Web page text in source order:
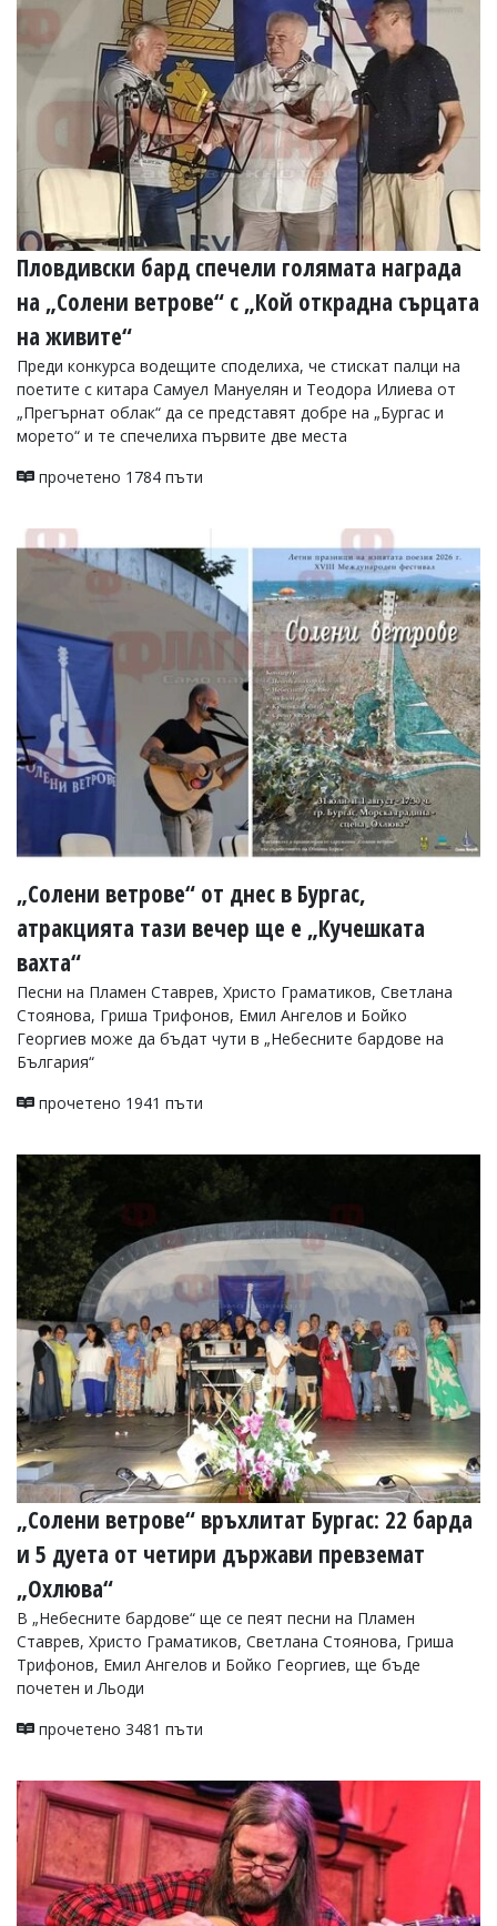
УКРАЙНА
СПОРТ
РАЗСЛЕДВАНЕ
БИЗНЕС
ЮГ
Управители:
Веселин
Василев,
email:
v.vasilev@flagman.bg
Катя
еmail:k.kassabova@flagman.bg
Главен
редактор:
Иван
Колев,
office@flagman.bg
статиите
от
читателите
редакцията
носи
отговорност
за
тях!
обиден
за
коментар,
моля
сигнализирайте
ни!
Пловдивски бард спечели голямата награда
на „Солени ветрове“ с „Кой открадна сърцата
на живите“
Преди конкурса водещите споделиха, че стискат палци на
поетите с китара Самуел Мануелян и Теодора Илиева от
„Прегърнат облак“ да се представят добре на „Бургас и
морето“ и те спечелиха първите две места
прочетено 1784 пъти
„Солени ветрове“ от днес в Бургас,
атракцията тази вечер ще е „Кучешката
вахта“
Песни на Пламен Ставрев, Христо Граматиков, Светлана
Стоянова, Гриша Трифонов, Емил Ангелов и Бойко
Георгиев може да бъдат чути в „Небесните бардове на
България“
прочетено 1941 пъти
„Солени ветрове“ връхлитат Бургас: 22 барда
и 5 дуета от четири държави превземат
„Охлюва“
В „Небесните бардове“ ще се пеят песни на Пламен
Ставрев, Христо Граматиков, Светлана Стоянова, Гриша
Трифонов, Емил Ангелов и Бойко Георгиев, ще бъде
почетен и Льоди
прочетено 3481 пъти